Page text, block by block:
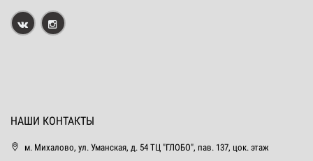
НАШИ КОНТАКТЫ
м. Михалово, ул. Уманская, д. 54 ТЦ "ГЛОБО", пав. 137, цок. этаж